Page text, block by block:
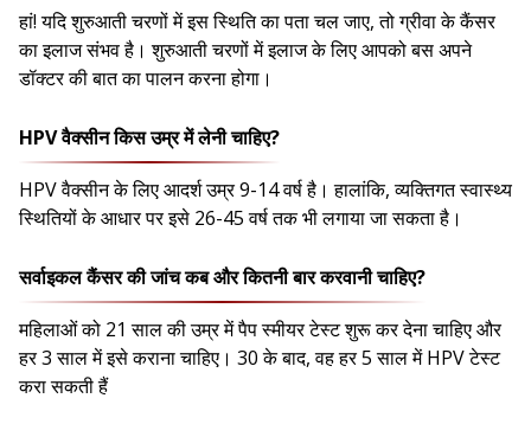
हां! यदि शुरुआती चरणों में इस स्थिति का पता चल जाए, तो ग्रीवा के कैंसर
का इलाज संभव है। शुरुआती चरणों में इलाज के लिए आपको बस अपने
डॉक्टर की बात का पालन करना होगा।
HPV वैक्सीन किस उम्र में लेनी चाहिए?
HPV वैक्सीन के लिए आदर्श उम्र 9-14 वर्ष है। हालांकि, व्यक्तिगत स्वास्थ्य
स्थितियों के आधार पर इसे 26-45 वर्ष तक भी लगाया जा सकता है।
सर्वाइकल कैंसर की जांच कब और कितनी बार करवानी चाहिए?
महिलाओं को 21 साल की उम्र में पैप स्मीयर टेस्ट शुरू कर देना चाहिए और
हर 3 साल में इसे कराना चाहिए। 30 के बाद, वह हर 5 साल में HPV टेस्ट
करा सकती हैं